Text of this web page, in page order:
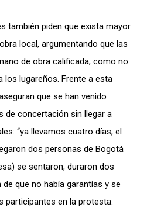
también piden que exista mayor
local, argumentando que las
de obra calificada, como no
los lugareños. Frente a esta
que se han venido
de concertación sin llegar a
“ya llevamos cuatro días, el
dos personas de Bogotá
se sentaron, duraron dos
que no había garantías y se
participantes en la protesta.